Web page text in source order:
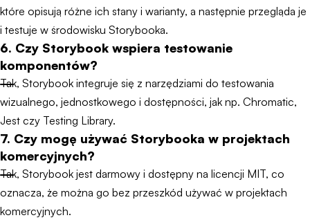
które opisują różne ich stany i warianty, a następnie przegląda je
i testuje w środowisku Storybooka.
6. Czy Storybook wspiera testowanie
komponentów?
Tak, Storybook integruje się z narzędziami do testowania
wizualnego, jednostkowego i dostępności, jak np. Chromatic,
Jest czy Testing Library.
7. Czy mogę używać Storybooka w projektach
komercyjnych?
Tak, Storybook jest darmowy i dostępny na licencji MIT, co
oznacza, że można go bez przeszkód używać w projektach
komercyjnych.